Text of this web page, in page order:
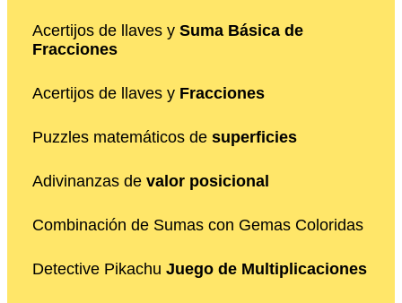
Acertijos de llaves y Suma Básica de
Fracciones
Acertijos de llaves y Fracciones
Puzzles matemáticos de superficies
Adivinanzas de valor posicional
Combinación de Sumas con Gemas Coloridas
Detective Pikachu Juego de Multiplicaciones